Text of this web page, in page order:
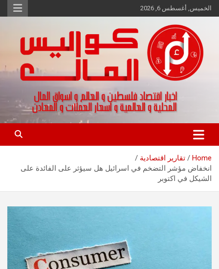
Skip
to
الخميس, أغسطس 6, 2026
كواليس المال
اخبار اقتصاد فلسطين و العالم و تقارير اسواق المال و العملات
Home
تقارير اقتصادية
انخفاض مؤشر التضخم في اسرائيل هل سيؤثر على الفائدة على
الشيكل في اكتوبر